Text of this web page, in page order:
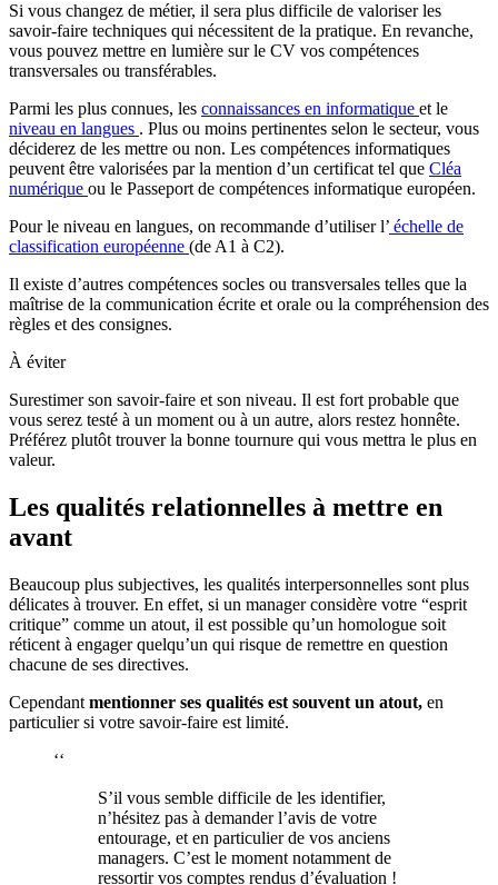
Si vous changez de métier, il sera plus difficile de valoriser les
savoir-faire techniques qui nécessitent de la pratique. En revanche,
vous pouvez mettre en lumière sur le CV vos compétences
transversales ou transférables.
Parmi les plus connues, les connaissances en informatique et le
niveau en langues . Plus ou moins pertinentes selon le secteur, vous
déciderez de les mettre ou non. Les compétences informatiques
peuvent être valorisées par la mention d’un certificat tel que Cléa
numérique ou le Passeport de compétences informatique européen.
Pour le niveau en langues, on recommande d’utiliser l’ échelle de
classification européenne (de A1 à C2).
Il existe d’autres compétences socles ou transversales telles que la
maîtrise de la communication écrite et orale ou la compréhension des
règles et des consignes.
À éviter
Surestimer son savoir-faire et son niveau. Il est fort probable que
vous serez testé à un moment ou à un autre, alors restez honnête.
Préférez plutôt trouver la bonne tournure qui vous mettra le plus en
valeur.
Les qualités relationnelles à mettre en
avant
Beaucoup plus subjectives, les qualités interpersonnelles sont plus
délicates à trouver. En effet, si un manager considère votre “esprit
critique” comme un atout, il est possible qu’un homologue soit
réticent à engager quelqu’un qui risque de remettre en question
chacune de ses directives.
Cependant mentionner ses qualités est souvent un atout, en
particulier si votre savoir-faire est limité.
‘‘
S’il vous semble difficile de les identifier,
n’hésitez pas à demander l’avis de votre
entourage, et en particulier de vos anciens
managers. C’est le moment notamment de
ressortir vos comptes rendus d’évaluation !